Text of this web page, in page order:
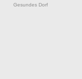
Gesundes Dorf